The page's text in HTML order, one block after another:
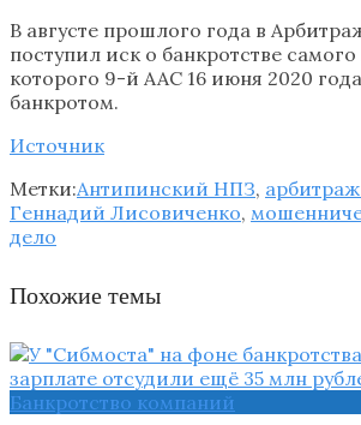
В августе прошлого года в
поступил иск о банкротстве
которого 9-й ААС 16 июня 2020
банкротом.
Источник
Метки:Антипинский НПЗ,
Геннадий Лисовиченко,
дело
Похожие темы
Банкротство компаний